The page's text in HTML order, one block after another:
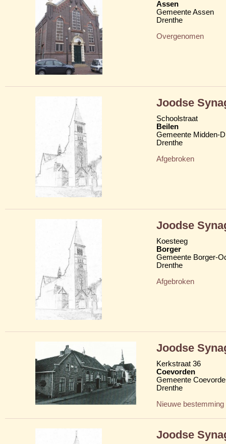
Assen
Gemeente Assen
Drenthe
Overgenomen
Joodse
Schoolstraat
Beilen
Gemeente Midden-
Drenthe
Afgebroken
Joodse
Koesteeg
Borger
Gemeente Borger-
Drenthe
Afgebroken
Joodse
Kerkstraat 36
Coevorden
Gemeente
Drenthe
Nieuwe bestemming
Joodse